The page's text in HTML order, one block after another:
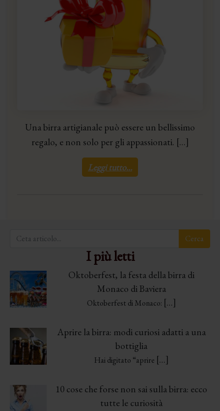
Una birra artigianale può essere un bellissimo
regalo, e non solo per gli appassionati. […]
Leggi tutto…
I più letti
Oktoberfest, la festa della birra di
Monaco di Baviera
Oktoberfest di Monaco: […]
Aprire la birra: modi curiosi adatti a una
bottiglia
Hai digitato “aprire […]
10 cose che forse non sai sulla birra: ecco
tutte le curiosità